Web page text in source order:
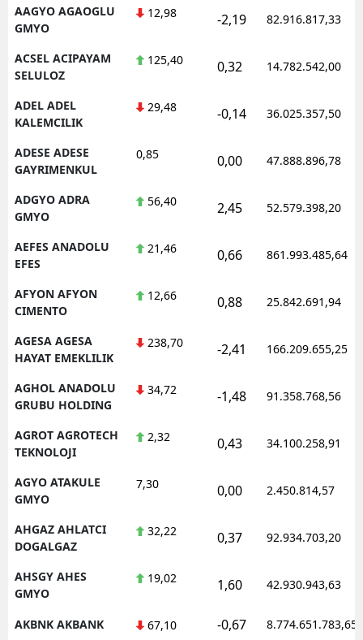
AAGYO AGAOGLU
GMYO
12,98 -2,19 82.916.817,33
ACSEL ACIPAYAM
SELULOZ
125,40 0,32 14.782.542,00
ADEL ADEL
KALEMCILIK
29,48 -0,14 36.025.357,50
ADESE ADESE
GAYRIMENKUL
0,85 0,00 47.888.896,78
ADGYO ADRA
GMYO
56,40 2,45 52.579.398,20
AEFES ANADOLU
EFES
21,46 0,66 861.993.485,64
AFYON AFYON
CIMENTO
12,66 0,88 25.842.691,94
AGESA AGESA
HAYAT EMEKLILIK
238,70 -2,41 166.209.655,25
AGHOL ANADOLU
GRUBU HOLDING
34,72 -1,48 91.358.768,56
AGROT AGROTECH
TEKNOLOJI
2,32 0,43 34.100.258,91
AGYO ATAKULE
GMYO
7,30 0,00 2.450.814,57
AHGAZ AHLATCI
DOGALGAZ
32,22 0,37 92.934.703,20
AHSGY AHES
GMYO
19,02 1,60 42.930.943,63
AKBNK AKBANK 67,10 -0,67 8.774.651.783,65